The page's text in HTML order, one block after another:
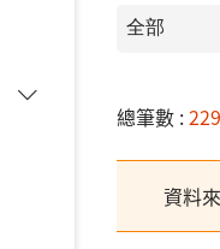
總筆數 :
資料